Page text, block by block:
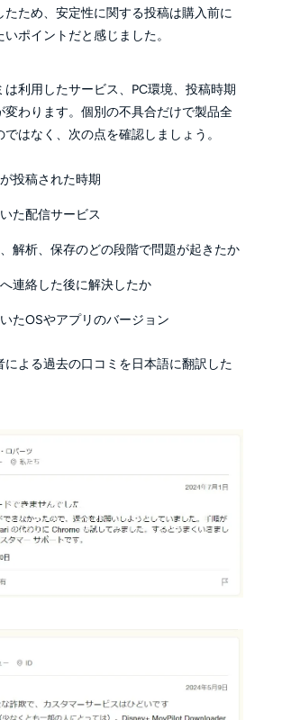
たため、安定性に関する投稿は購入前に
ポイントだと感じました。
は利用したサービス、PC環境、投稿時期
変わります。個別の不具合だけで製品全
はなく、次の点を確認しましょう。
投稿された時期
た配信サービス
解析、保存のどの段階で問題が起きたか
連絡した後に解決したか
たOSやアプリのバージョン
による過去の口コミを日本語に翻訳した